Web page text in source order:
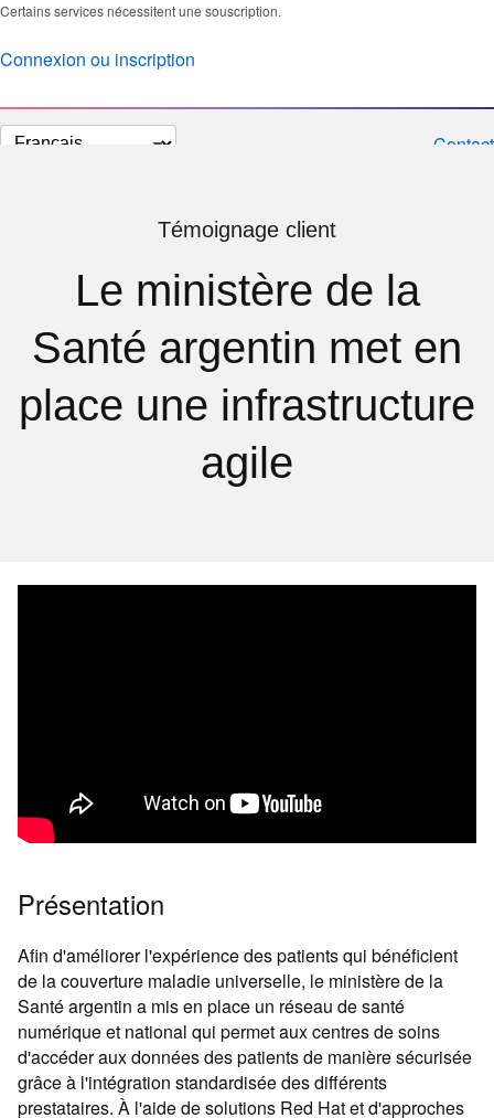
Certains services nécessitent une souscription.
Connexion ou inscription
Changer
Contact
Témoignage client
Le ministère de la
Santé argentin met en
place une infrastructure
agile
Présentation
Afin d'améliorer l'expérience des patients qui bénéficient
de la couverture maladie universelle, le ministère de la
Santé argentin a mis en place un réseau de santé
numérique et national qui permet aux centres de soins
d'accéder aux données des patients de manière sécurisée
grâce à l'intégration standardisée des différents
prestataires. À l'aide de solutions Red Hat et d'approches